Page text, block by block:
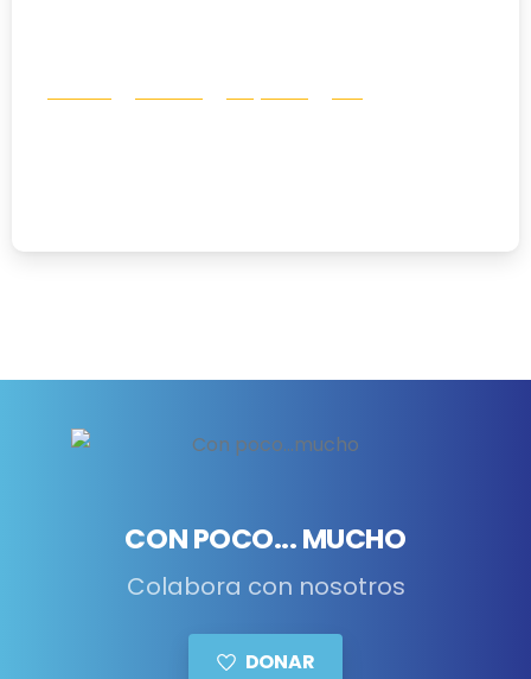
CON POCO... MUCHO
Colabora con nosotros
DONAR